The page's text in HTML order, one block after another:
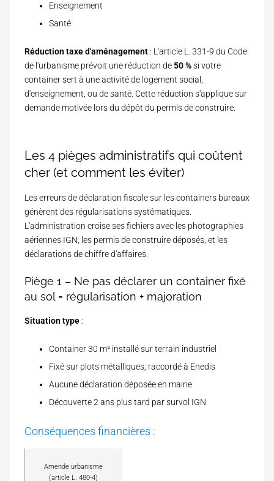
Enseignement
Santé
Réduction taxe d'aménagement : L'article L. 331-9 du Code
de l'urbanisme prévoit une réduction de 50 %si votre
container sert à une activité de logement social,
d'enseignement, ou de santé. Cette réduction s'applique sur
demande motivée lors du dépôt du permis de construire.
Les 4 pièges administratifs qui coûtent
cher (et comment les éviter)
Les erreurs de déclaration fiscale sur les containers bureaux
génèrent des régularisations systématiques.
L'administration croise ses fichiers avec les photographies
aériennes IGN, les permis de construire déposés, et les
déclarations de chiffre d'affaires.
Piège 1 – Ne pas déclarer un container fixé
au sol = régularisation + majoration
Situation type :
Container 30 m² installé sur terrain industriel
Fixé sur plots métalliques, raccordé à Enedis
Aucune déclaration déposée en mairie
Découverte 2 ans plus tard par survol IGN
Conséquences financières :
Amende urbanisme
(article L. 480-4)